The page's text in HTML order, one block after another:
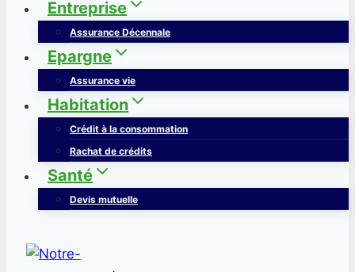
Entreprise
Assurance Décennale
Epargne
Assurance vie
Habitation
Crédit à la consommation
Rachat de crédits
Santé
Devis mutuelle